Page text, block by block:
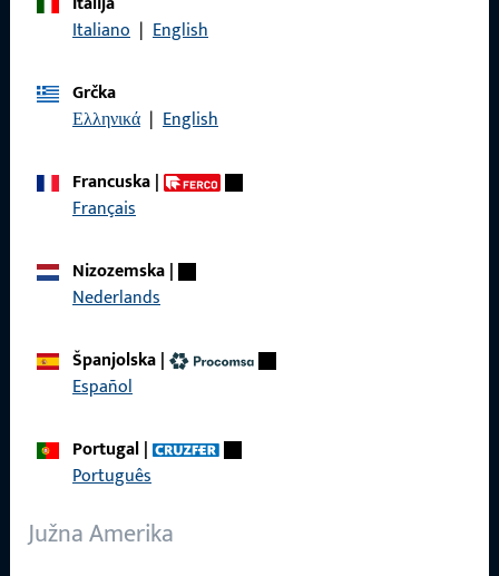
Italiano | English
Grčka
Ελληνικά | English
Francuska|
Français
Nizozemska|
Nederlands
Španjolska|
Español
Portugal|
Português
Južna Amerika
Općenito
Impressum
Opći uvjeti poslovanja
Proizvodi